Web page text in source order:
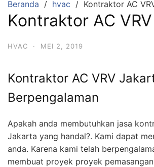
Beranda hvac Kontraktor AC
Kontraktor AC
HVAC · MEI 2, 2019
Kontraktor AC VRV
Berpengalaman
Apakah anda membutuhkan jasa
Jakarta yang handal?. Kami dapat
anda. Karena kami telah
membuat proyek proyek